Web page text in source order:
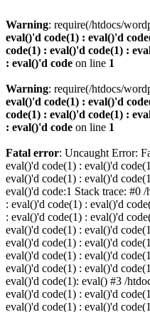
Warning: require(/htdocs/
eval()'d code(1) : eval()'d
code(1) : eval()'d code(1) :
: eval()'d code on line 1
Warning: require(/htdocs/
eval()'d code(1) : eval()'d
code(1) : eval()'d code(1) :
: eval()'d code on line 1
Fatal error: Uncaught Error:
eval()'d code(1) : eval()'d
eval()'d code(1) : eval()'d
eval()'d code:1 Stack trace: #0
: eval()'d code(1) : eval()'d
: eval()'d code(1) : eval()'d
eval()'d code(1) : eval()'d
eval()'d code(1) : eval()'d
eval()'d code(1) : eval()'d
eval()'d code(1) : eval()'d
eval()'d code(1): eval() #3 /
eval()'d code(1) : eval()'d
eval()'d code(1) : eval()'d